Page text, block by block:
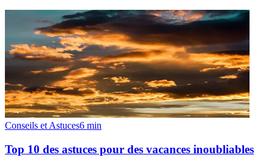
Conseils et Astuces6 min
Top 10 des astuces pour des vacances inoubliables